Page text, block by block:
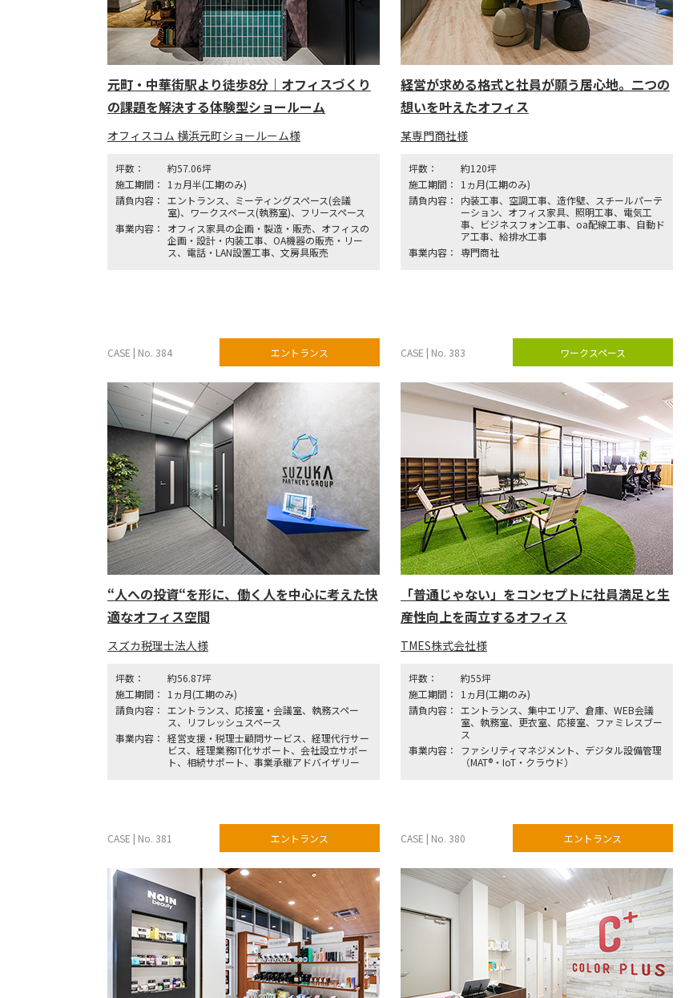
元町・中華街駅より徒歩8分｜オフィスづくり
の課題を解決する体験型ショールーム
オフィスコム 横浜元町ショールーム様
坪数：
約57.06坪
施工期間：
1ヵ月半(工期のみ)
請負内容： エントランス、ミーティングスペース(会議
室)、ワークスペース(執務室)、フリースペース
事業内容：
オフィス家具の企画・製造・販売、オフィスの
企画・設計・内装工事、OA機器の販売・リー
ス、電話・LAN設置工事、文房具販売
経営が求める格式と社員が願う居心地。二つの
想いを叶えたオフィス
某専門商社様
坪数：
約120坪
施工期間：
1ヵ月(工期のみ)
請負内容：
内装工事、空調工事、造作壁、スチールパーテ
ーション、オフィス家具、照明工事、電気工
事、ビジネスフォン工事、oa配線工事、自動ド
ア工事、給排水工事
事業内容： 専門商社
CASE | No. 384 エントランス
“人への投資“を形に、働く人を中心に考えた快
適なオフィス空間
スズカ税理士法人様
坪数：
約56.87坪
施工期間：
1ヵ月(工期のみ)
請負内容： エントランス、応接室・会議室、執務スペー
ス、リフレッシュスペース
事業内容： 経営支援・税理士顧問サービス、経理代行サー
ビス、経理業務IT化サポート、会社設立サポー
ト、相続サポート、事業承継アドバイザリー
CASE | No. 383 ワークスペース
「普通じゃない」をコンセプトに社員満足と生
産性向上を両立するオフィス
TMES株式会社様
坪数：
約55坪
施工期間：
1ヵ月(工期のみ)
請負内容： エントランス、集中エリア、倉庫、WEB会議
室、執務室、更衣室、応接室、ファミレスブー
ス
事業内容：
ファシリティマネジメント、デジタル設備管理
（MAT®・IoT・クラウド）
CASE | No. 381 エントランス CASE | No. 380 エントランス